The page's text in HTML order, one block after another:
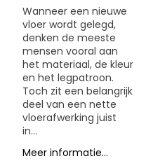
Wanneer een nieuwe
vloer wordt gelegd,
denken de meeste
mensen vooral aan
het materiaal, de kleur
en het legpatroon.
Toch zit een belangrijk
deel van een nette
vloerafwerking juist
in...
Meer informatie...